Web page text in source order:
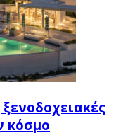
κόσμο